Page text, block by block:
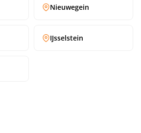
Nieuwegein
IJsselstein